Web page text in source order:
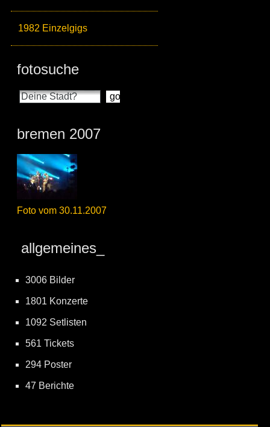
1982 Einzelgigs
fotosuche
bremen 2007
Foto vom 30.11.2007
allgemeines_
3006 Bilder
1801 Konzerte
1092 Setlisten
561 Tickets
294 Poster
47 Berichte